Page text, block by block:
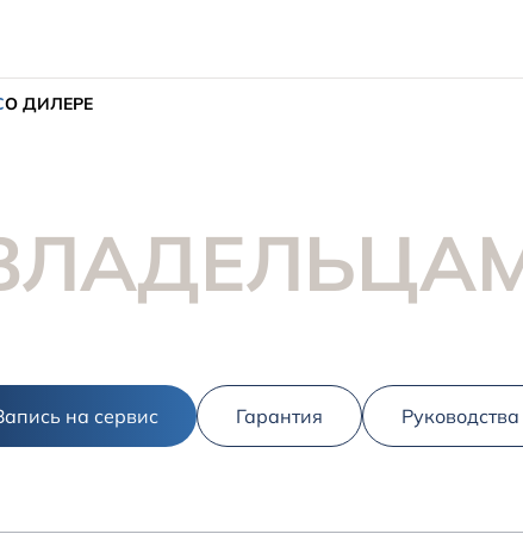
О ДИЛЕРЕ
на сервис Гарантия Руководства